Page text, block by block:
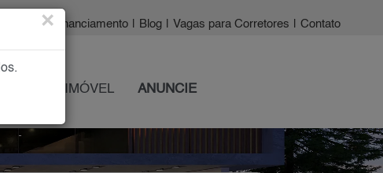
| Financiamento Blog Vagas para Corretores Contato
SEU IMÓVEL ANUNCIE
×